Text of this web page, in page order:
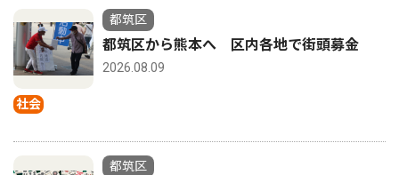
社会
都筑区
都筑区から熊本へ 区内各地で街頭募金
2026.08.09
都筑区